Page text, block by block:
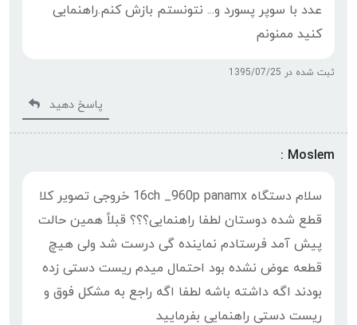
عدد با سوپر پسورد و... نتونستم بازش کنم.راهنمایی
کنید ممنونم
ثبت شده در 1395/07/25
پاسخ دهید
Moslem :
سلام دستگاه 16ch _960p panamx خروجی تصویر کلا
قطع شده دوستان لطفا راهنمایی؟؟؟ قبلاً همین حالت
پیش آمد فرستادم نماینده گی درست شد ولی هیچ
قطعه عوض نشده بود احتمال ميدم ريست دستی زده
بودند اگه داشته باشه لطفا اگه راجع به مشکل فوق و
ريست دستی راهنمایی بفرمایید